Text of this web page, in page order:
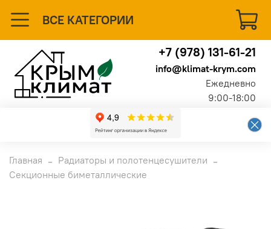
ВСЕ КАТЕГОРИИ
+7 (978) 131-61-21
info@klimat-krym.com
Ежедневно
9:00-18:00
Главная
Радиаторы и полотенцесушители
Секционные биметаллические